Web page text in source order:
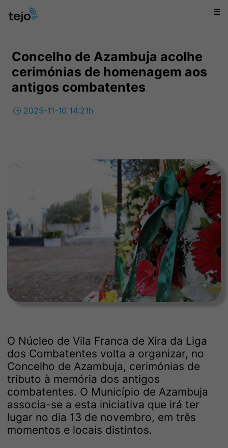
☰
Concelho de Azambuja acolhe
cerimónias de homenagem aos
antigos combatentes
🕒 2025-11-10 14:21h
O Núcleo de Vila Franca de Xira da Liga
dos Combatentes volta a organizar, no
Concelho de Azambuja, cerimónias de
tributo à memória dos antigos
combatentes. O Município de Azambuja
associa-se a esta iniciativa que irá ter
lugar no dia 13 de novembro, em três
momentos e locais distintos.